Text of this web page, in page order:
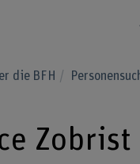
die BFH
Zobrist